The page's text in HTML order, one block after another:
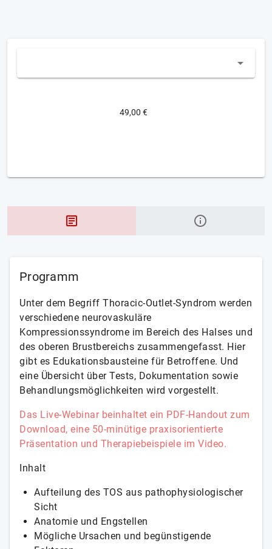
49,00 €
Programm
Unter dem Begriff Thoracic-Outlet-Syndrom werden
verschiedene neurovaskuläre
Kompressionssyndrome im Bereich des Halses und
des oberen Brustbereichs zusammengefasst. Hier
gibt es Edukationsbausteine für Betroffene. Und
eine Übersicht über Tests, Dokumentation sowie
Behandlungsmöglichkeiten wird vorgestellt.
Das Live-Webinar beinhaltet ein PDF-Handout zum
Download, eine 50-minütige praxisorientierte
Präsentation und Therapiebeispiele im Video.
Inhalt
Aufteilung des TOS aus pathophysiologischer
Sicht
Anatomie und Engstellen
Mögliche Ursachen und begünstigende